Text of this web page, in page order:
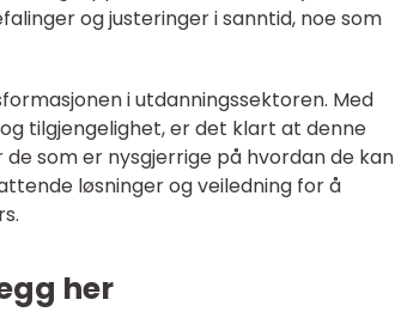
og justeringer i sanntid, noe som
i utdanningssektoren. Med
tilgjengelighet, er det klart at denne
som er nysgjerrige på hvordan de kan
løsninger og veiledning for å
her